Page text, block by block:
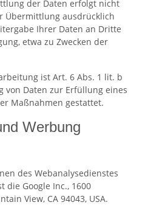
der Daten erfolgt nicht
Übermittlung ausdrücklich
Ihrer Daten an Dritte
etwa zu Zwecken der
ist Art. 6 Abs. 1 lit. b
von Daten zur Erfüllung eines
Maßnahmen gestattet.
Werbung
des Webanalysedienstes
die Google Inc., 1600
View, CA 94043, USA.